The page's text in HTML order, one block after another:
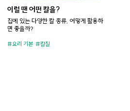
이럴 땐 어떤 칼을?
집에 있는 다양한 칼 종류, 어떻게 활용하
면 좋을까?
요리 기본 칼질